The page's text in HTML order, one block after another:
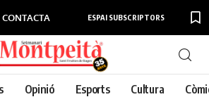
CONTACTA ESPAI SUBSCRIPTORS
Opinió Esports Cultura